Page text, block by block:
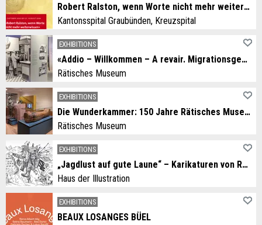
Robert Ralston, wenn Worte nicht mehr weiterwissen
Kantonsspital Graubünden, Kreuzspital
EXHIBITIONS
«Addio – Willkommen – A revair. Migrationsgeschichten aus dem Grandhotel Alpen»
Rätisches Museum
EXHIBITIONS
Die Wunderkammer: 150 Jahre Rätisches Museum
Rätisches Museum
EXHIBITIONS
„Jagdlust auf gute Laune“ – Karikaturen von Rolf Giger
Haus der Illustration
EXHIBITIONS
BEAUX LOSANGES BÜEL